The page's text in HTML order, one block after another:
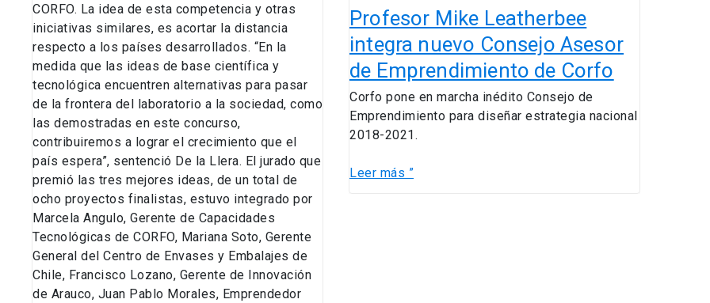
CORFO. La idea de esta competencia y otras
iniciativas similares, es acortar la distancia
respecto a los países desarrollados. “En la
medida que las ideas de base científica y
tecnológica encuentren alternativas para pasar
de la frontera del laboratorio a la sociedad, como
las demostradas en este concurso,
contribuiremos a lograr el crecimiento que el
país espera”, sentenció De la Llera. El jurado que
premió las tres mejores ideas, de un total de
ocho proyectos finalistas, estuvo integrado por
Marcela Angulo, Gerente de Capacidades
Tecnológicas de CORFO, Mariana Soto, Gerente
General del Centro de Envases y Embalajes de
Chile, Francisco Lozano, Gerente de Innovación
de Arauco, Juan Pablo Morales, Emprendedor
Profesor Mike Leatherbee
integra nuevo Consejo Asesor
de Emprendimiento de Corfo
Corfo pone en marcha inédito Consejo de
Emprendimiento para diseñar estrategia nacional
2018-2021.
Corfo
Leer más ”